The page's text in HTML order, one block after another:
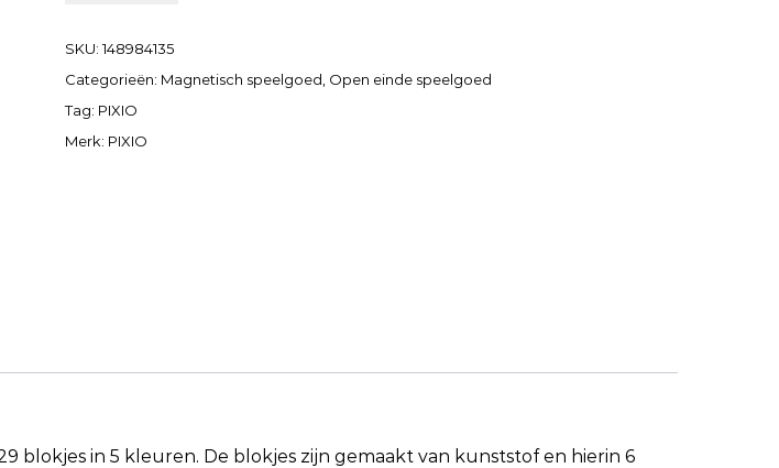
SKU:148984135
Categorieën: Magnetisch speelgoed Open einde speelgoed
Tag: PIXIO
Merk: PIXIO
blokjes in 5 kleuren. De blokjes zijn gemaakt van kunststof en hierin 6